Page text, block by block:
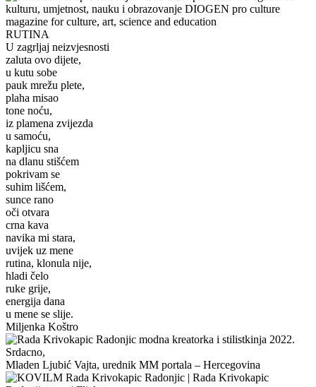
RUTINA
U zagrljaj neizvjesnosti
zaluta ovo dijete,
u kutu sobe
pauk mrežu plete,
plaha misao
tone noću,
iz plamena zvijezda
u samoću,
kapljicu sna
na dlanu stišćem
pokrivam se
suhim lišćem,
sunce rano
oči otvara
crna kava
navika mi stara,
uvijek uz mene
rutina, klonula nije,
hladi čelo
ruke grije,
energija dana
u mene se slije.
Miljenka Koštro
Srdacno,
Mladen Ljubić Vajta, urednik MM portala – Hercegovina